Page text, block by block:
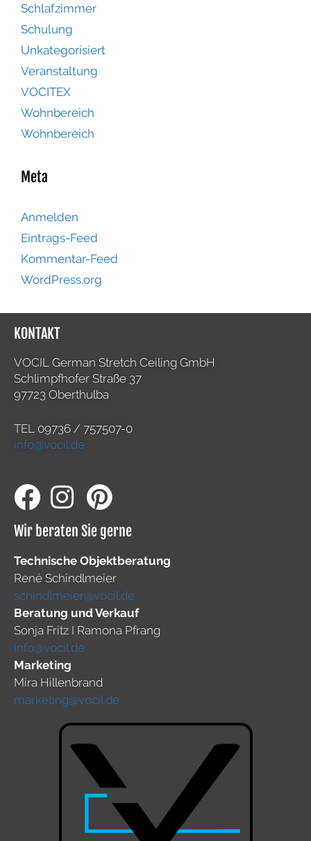
Schlafzimmer
Schulung
Unkategorisiert
Veranstaltung
VOCITEX
Wohnbereich
Wohnbereich
Meta
Anmelden
Eintrags-Feed
Kommentar-Feed
WordPress.org
KONTAKT
VOCIL German Stretch Ceiling GmbH
Schlimpfhofer Straße 37
97723 Oberthulba
TEL 09736 / 757507-0
info@vocil.de
Wir beraten Sie gerne
Technische Objektberatung
René Schindlmeier
schindlmeier@vocil.de
Beratung und Verkauf
Sonja Fritz I Ramona Pfrang
info@vocil.de
Marketing
Mira Hillenbrand
marketing@vocil.de